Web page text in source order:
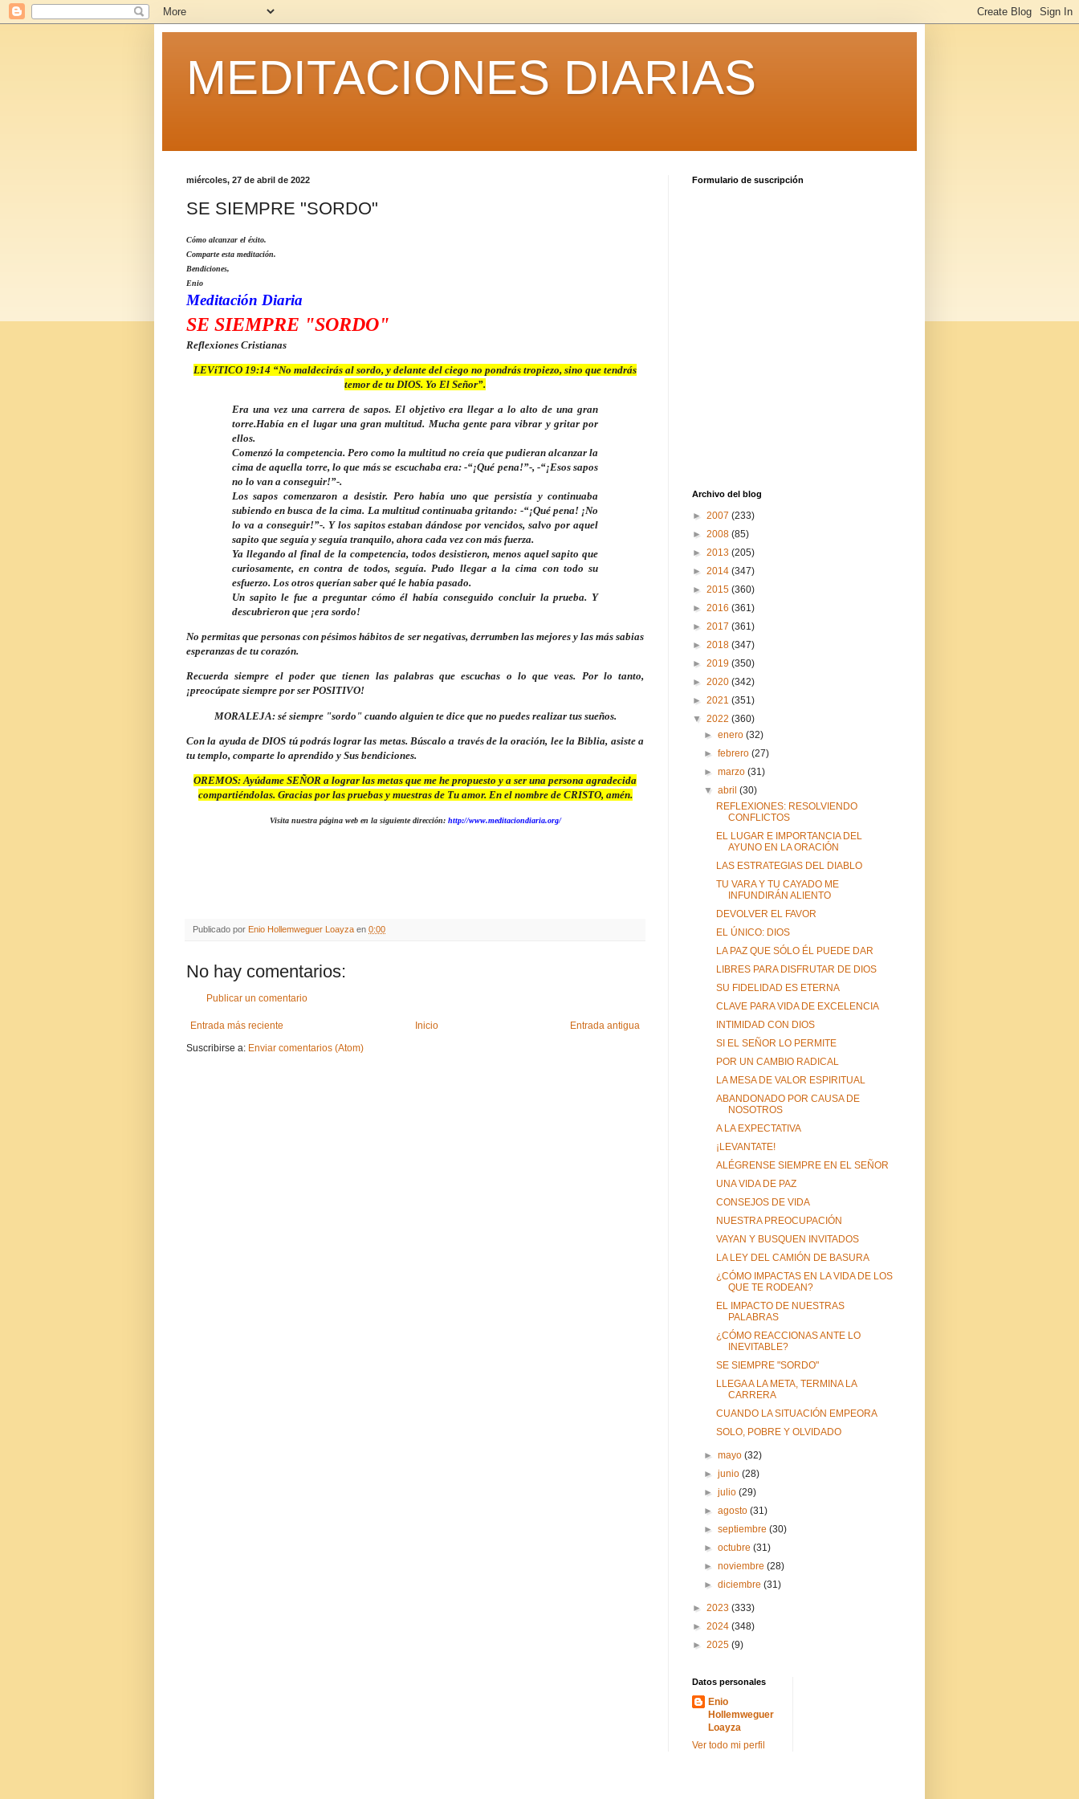
MEDITACIONES DIARIAS
miércoles, 27 de abril de 2022
SE SIEMPRE "SORDO"
Cómo alcanzar el éxito.
Comparte esta meditación.
Bendiciones,
Enio
Meditación Diaria
SE SIEMPRE "SORDO"
Reflexiones Cristianas
LEVíTICO 19:14 “No maldecirás al sordo, y delante del ciego no pondrás tropiezo, sino que tendrás
temor de tu DIOS. Yo El Señor”.
Era una vez una carrera de sapos. El objetivo era llegar a lo alto de una gran
torre.Había en el lugar una gran multitud. Mucha gente para vibrar y gritar por
ellos.
Comenzó la competencia. Pero como la multitud no creía que pudieran alcanzar la
cima de aquella torre, lo que más se escuchaba era: -“¡Qué pena!”-, -“¡Esos sapos
no lo van a conseguir!”-.
Los sapos comenzaron a desistir. Pero había uno que persistía y continuaba
subiendo en busca de la cima. La multitud continuaba gritando: -“¡Qué pena! ¡No
lo va a conseguir!”-. Y los sapitos estaban dándose por vencidos, salvo por aquel
sapito que seguía y seguía tranquilo, ahora cada vez con más fuerza.
Ya llegando al final de la competencia, todos desistieron, menos aquel sapito que
curiosamente, en contra de todos, seguía. Pudo llegar a la cima con todo su
esfuerzo. Los otros querían saber qué le había pasado.
Un sapito le fue a preguntar cómo él había conseguido concluir la prueba. Y
descubrieron que ¡era sordo!
No permitas que personas con pésimos hábitos de ser negativas, derrumben las mejores y las más sabias
esperanzas de tu corazón.
Recuerda siempre el poder que tienen las palabras que escuchas o lo que veas. Por lo tanto,
¡preocúpate siempre por ser POSITIVO!
MORALEJA: sé siempre "sordo" cuando alguien te dice que no puedes realizar tus sueños.
Con la ayuda de DIOS tú podrás lograr las metas. Búscalo a través de la oración, lee la Biblia, asiste a
tu templo, comparte lo aprendido y Sus bendiciones.
OREMOS: Ayúdame SEÑOR a lograr las metas que me he propuesto y a ser una persona agradecida
compartiéndolas. Gracias por las pruebas y muestras de Tu amor. En el nombre de CRISTO, amén.
Visita nuestra página web en la siguiente dirección: http://www.meditaciondiaria.org/
Publicado por Enio Hollemweguer Loayza en 0:00
No hay comentarios:
Publicar un comentario
Entrada más reciente Entrada antigua
Inicio
Suscribirse a: Enviar comentarios (Atom)
Formulario de suscripción
Archivo del blog
► 2007 (233)
► 2008 (85)
► 2013 (205)
► 2014 (347)
► 2015 (360)
► 2016 (361)
► 2017 (361)
► 2018 (347)
► 2019 (350)
► 2020 (342)
► 2021 (351)
▼ 2022 (360)
►enero(32)
►febrero(27)
►marzo(31)
▼abril(30)
REFLEXIONES: RESOLVIENDO
CONFLICTOS
EL LUGAR E IMPORTANCIA DEL
AYUNO EN LA ORACIÓN
LAS ESTRATEGIAS DEL DIABLO
TU VARA Y TU CAYADO ME
INFUNDIRÁN ALIENTO
DEVOLVER EL FAVOR
EL ÚNICO: DIOS
LA PAZ QUE SÓLO ÉL PUEDE DAR
LIBRES PARA DISFRUTAR DE DIOS
SU FIDELIDAD ES ETERNA
CLAVE PARA VIDA DE EXCELENCIA
INTIMIDAD CON DIOS
SI EL SEÑOR LO PERMITE
POR UN CAMBIO RADICAL
LA MESA DE VALOR ESPIRITUAL
ABANDONADO POR CAUSA DE
NOSOTROS
A LA EXPECTATIVA
¡LEVANTATE!
ALÉGRENSE SIEMPRE EN EL SEÑOR
UNA VIDA DE PAZ
CONSEJOS DE VIDA
NUESTRA PREOCUPACIÓN
VAYAN Y BUSQUEN INVITADOS
LA LEY DEL CAMIÓN DE BASURA
¿CÓMO IMPACTAS EN LA VIDA DE LOS
QUE TE RODEAN?
EL IMPACTO DE NUESTRAS
PALABRAS
¿CÓMO REACCIONAS ANTE LO
INEVITABLE?
SE SIEMPRE "SORDO"
LLEGA A LA META, TERMINA LA
CARRERA
CUANDO LA SITUACIÓN EMPEORA
SOLO, POBRE Y OLVIDADO
►mayo(32)
►junio(28)
►julio(29)
►agosto(31)
►septiembre(30)
►octubre(31)
►noviembre(28)
►diciembre(31)
► 2023 (333)
► 2024 (348)
► 2025 (9)
Datos personales
Enio
Hollemweguer
Loayza
Ver todo mi perfil